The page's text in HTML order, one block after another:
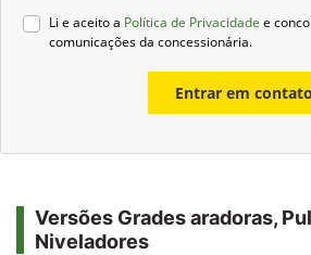
Li e aceito a Política de Privacidade e
comunicações da concessionária.
Entrar em contato
Versões Grades aradoras,
Niveladores